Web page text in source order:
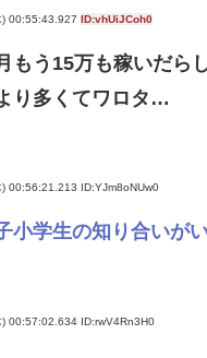
】トランプ「イラン
も核兵器実戦で使った
ちゃんと山田さんって
報】瀬戸環奈さん、
00:55:43.927 ID:vhUiJCoh0
もう15万も稼いだら
り多くてワロタ…
00:56:21.213 ID:YJm8oNUw0
小学生の知り合いが
00:57:02.634 ID:rwV4Rn3H0